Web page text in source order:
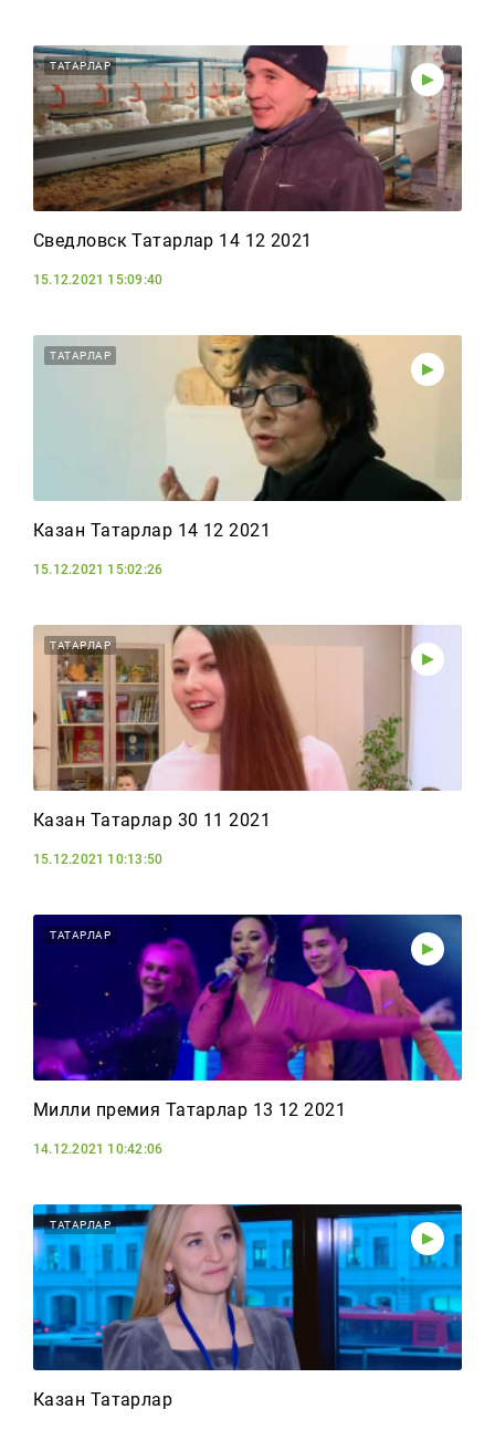
ТАТАРЛАР
Сведловск Татарлар 14 12 2021
15.12.2021 15:09:40
ТАТАРЛАР
Казан Татарлар 14 12 2021
15.12.2021 15:02:26
ТАТАРЛАР
Казан Татарлар 30 11 2021
15.12.2021 10:13:50
ТАТАРЛАР
Милли премия Татарлар 13 12 2021
14.12.2021 10:42:06
ТАТАРЛАР
Казан Татарлар